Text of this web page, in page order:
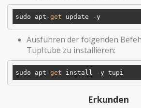
sudo apt-get
Ausführen der folgenden
TupItube zu installieren:
sudo apt-get
Erkunden